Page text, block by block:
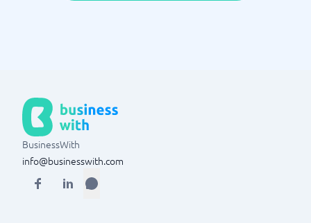
BusinessWith
info@businesswith.com